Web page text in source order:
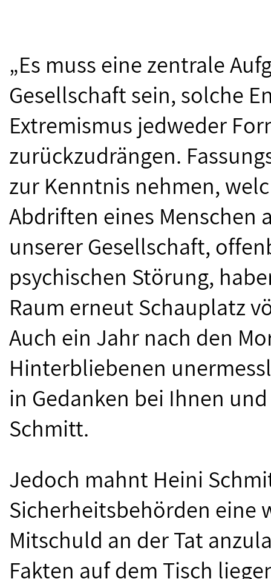
„Es muss eine zentrale
Gesellschaft sein, solche
Extremismus jedweder
zurückzudrängen.
zur Kenntnis nehmen,
Abdriften eines Menschen
unserer Gesellschaft,
psychischen Störung,
Raum erneut Schauplatz
Auch ein Jahr nach den
Hinterbliebenen
in Gedanken bei Ihnen
Schmitt.
Jedoch mahnt Heini
Sicherheitsbehörden eine
Mitschuld an der Tat
Fakten auf dem Tisch